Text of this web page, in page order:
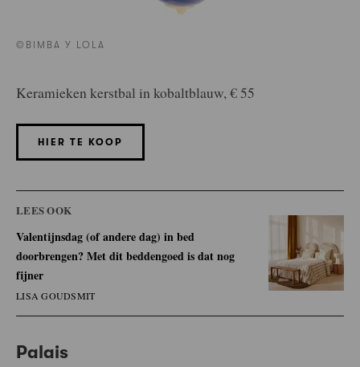
©BIMBA Y LOLA
Keramieken kerstbal in kobaltblauw, € 55
HIER TE KOOP
LEES OOK
Valentijnsdag (of andere dag) in bed
doorbrengen? Met dit beddengoed is dat nog
fijner
LISA GOUDSMIT
Palais